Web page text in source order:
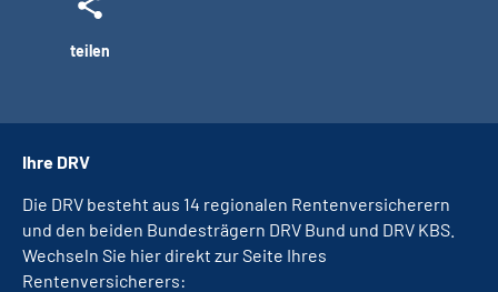
teilen
Ihre DRV
Die DRV besteht aus 14 regionalen Rentenversicherern
und den beiden Bundesträgern DRV Bund und DRV KBS.
Wechseln Sie hier direkt zur Seite Ihres
Rentenversicherers: